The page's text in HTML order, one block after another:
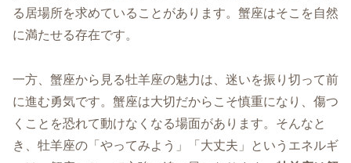
る居場所を求めていることがあります。蟹座はそこを自然
に満たせる存在です。
一方、蟹座から見る牡羊座の魅力は、迷いを振り切って前
に進む勇気です。蟹座は大切だからこそ慎重になり、傷つ
くことを恐れて動けなくなる場面があります。そんなと
き、牡羊座の「やってみよう」「大丈夫」というエネルギ